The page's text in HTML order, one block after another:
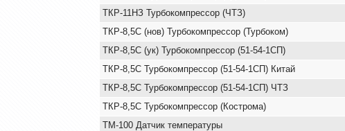
ТКР-11НЗ Турбокомпрессор (ЧТЗ)
ТКР-8,5С (нов) Турбокомпрессор (Турбоком)
ТКР-8,5С (ук) Турбокомпрессор (51-54-1СП)
ТКР-8,5С Турбокомпрессор (51-54-1СП) Китай
ТКР-8,5С Турбокомпрессор (51-54-1СП) ЧТЗ
ТКР-8,5С Турбокомпрессор (Кострома)
ТМ-100 Датчик температуры